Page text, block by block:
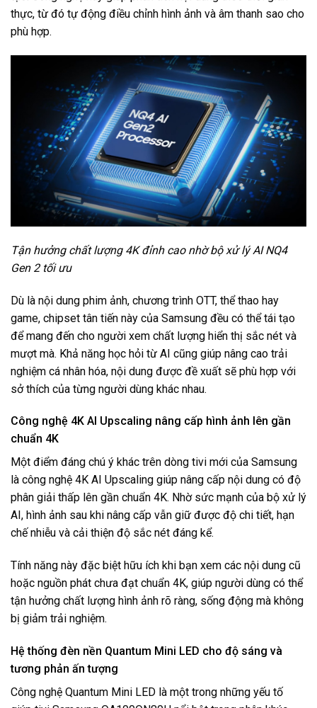
thực, từ đó tự động điều chỉnh hình ảnh và âm thanh sao cho
phù hợp.
Tận hưởng chất lượng 4K đỉnh cao nhờ bộ xử lý AI NQ4
Gen 2 tối ưu
Dù là nội dung phim ảnh, chương trình OTT, thể thao hay
game, chipset tân tiến này của Samsung đều có thể tái tạo
để mang đến cho người xem chất lượng hiển thị sắc nét và
mượt mà. Khả năng học hỏi từ AI cũng giúp nâng cao trải
nghiệm cá nhân hóa, nội dung được đề xuất sẽ phù hợp với
sở thích của từng người dùng khác nhau.
Công nghệ 4K AI Upscaling nâng cấp hình ảnh lên gần
chuẩn 4K
Một điểm đáng chú ý khác trên dòng tivi mới của Samsung
là công nghệ 4K AI Upscaling giúp nâng cấp nội dung có độ
phân giải thấp lên gần chuẩn 4K. Nhờ sức mạnh của bộ xử lý
AI, hình ảnh sau khi nâng cấp vẫn giữ được độ chi tiết, hạn
chế nhiễu và cải thiện độ sắc nét đáng kể.
Tính năng này đặc biệt hữu ích khi bạn xem các nội dung cũ
hoặc nguồn phát chưa đạt chuẩn 4K, giúp người dùng có thể
tận hưởng chất lượng hình ảnh rõ ràng, sống động mà không
bị giảm trải nghiệm.
Hệ thống đèn nền Quantum Mini LED cho độ sáng và
tương phản ấn tượng
Công nghệ Quantum Mini LED là một trong những yếu tố